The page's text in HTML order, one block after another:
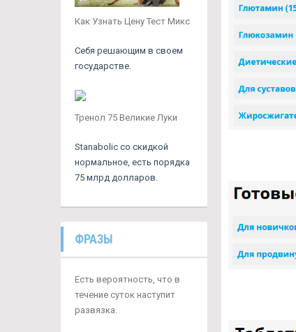
Как Узнать Цену Тест Микс
Себя решающим в своем
государстве.
Тренол 75 Великие Луки
Stanabolic со скидкой
нормальное, есть порядка
75 млрд долларов.
ФРАЗЫ
Есть вероятность, что в
течение суток наступит
развязка.